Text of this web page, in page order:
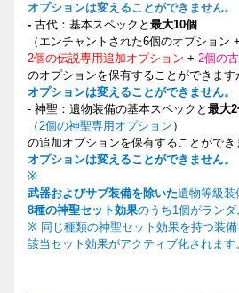
オプションは変えることができません。
- 古代：基本スペックと 最大10個
（エンチャントされた6個のオプション +
2個の伝説専用追加オプション + 2個の
のオプションを保有することができます
オプションは変えることができません。
- 神聖：遺物装備の基本スペックと 最大2
（2個の神聖専用オプション ）
の追加オプションを保有することができ
オプションは変えることができません。
※
武器およびサブ装備を除いた遺物等級装
8種の神聖セット効果のうち1個がランダ
※ 同じ種類の神聖セット効果を持つ装備
該当セット効果がアクティブ化されます